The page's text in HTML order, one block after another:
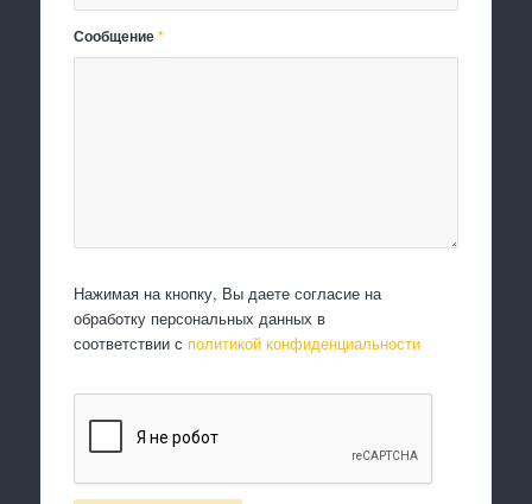
Сообщение*
Нажимая на кнопку, Вы даете согласие на
обработку персональных данных в
соответствии с политикой конфиденциальности